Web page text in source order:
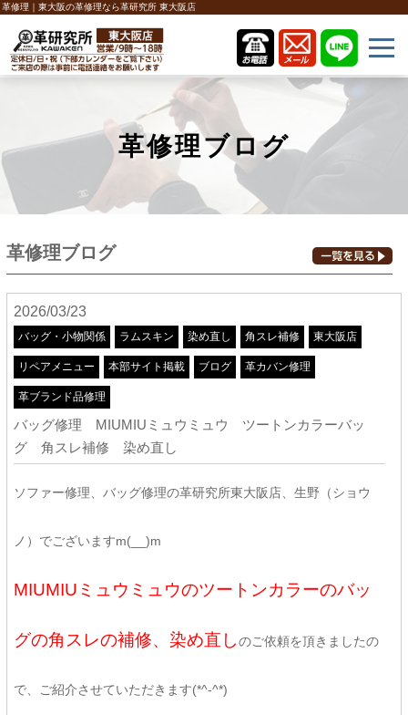
革修理｜東大阪の革修理なら革研究所 東大阪店
革修理ブログ
革修理ブログ
2026/03/23
バッグ・小物関係 ラムスキン 染め直し 角スレ補修 東大阪店
リペアメニュー 本部サイト掲載 ブログ 革カバン修理
革ブランド品修理
バッグ修理 MIUMIUミュウミュウ ツートンカラーバッ
グ 角スレ補修 染め直し
ソファー修理、バッグ修理の革研究所東大阪店、生野（ショウ
ノ）でございますm(__)m
MIUMIUミュウミュウのツートンカラーのバッ
グの角スレの補修、染め直しのご依頼を頂きましたの
で、ご紹介させていただきます(*^-^*)